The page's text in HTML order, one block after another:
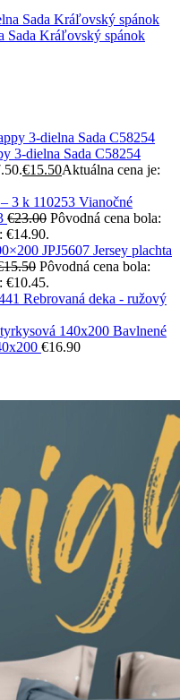
Sada Kráľovský spánok
3-dielna Sada C58254
€15.50Aktuálna cena je:
Vianočné
€23.00 Pôvodná cena bola:
€14.90.
Jersey plachta
15.50 Pôvodná cena bola:
€10.45.
Rebrovaná deka - ružový
Bavlnené
€16.90